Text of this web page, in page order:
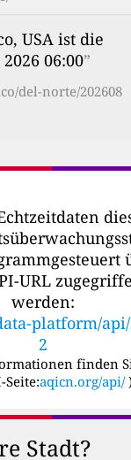
USA ist die
06:00”
del-norte/202608
URL
werden:
platform/
2
finden
Seite:aqicn.org/api/
Stadt?